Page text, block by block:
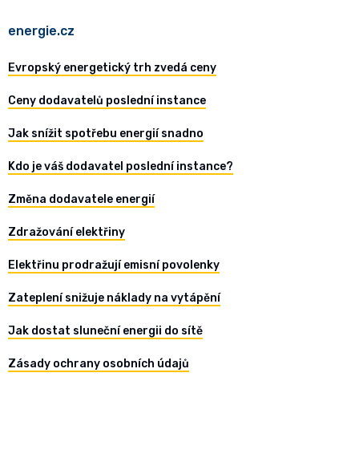
energie.cz
Evropský energetický trh zvedá ceny
Ceny dodavatelů poslední instance
Jak snížit spotřebu energií snadno
Kdo je váš dodavatel poslední instance?
Změna dodavatele energií
Zdražování elektřiny
Elektřinu prodražují emisní povolenky
Zateplení snižuje náklady na vytápění
Jak dostat sluneční energii do sítě
Zásady ochrany osobních údajů